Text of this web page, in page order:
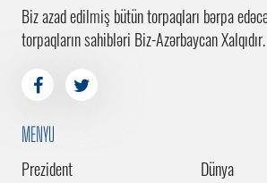
Biz azad edilmiş bütün torpaqları bərpa
torpaqların sahibləri Biz-Azərbaycan Xalqıdır.
MENYU
Prezident
Dünya